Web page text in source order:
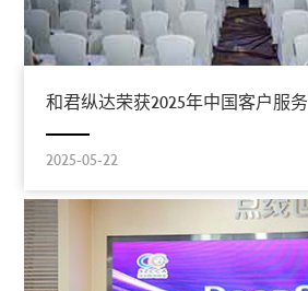
2025-05-22